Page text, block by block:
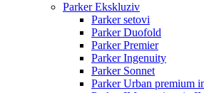
Parker Ekskluziv
Parker setovi
Parker Duofold
Parker Premier
Parker Ingenuity
Parker Sonnet
Parker Urban premium